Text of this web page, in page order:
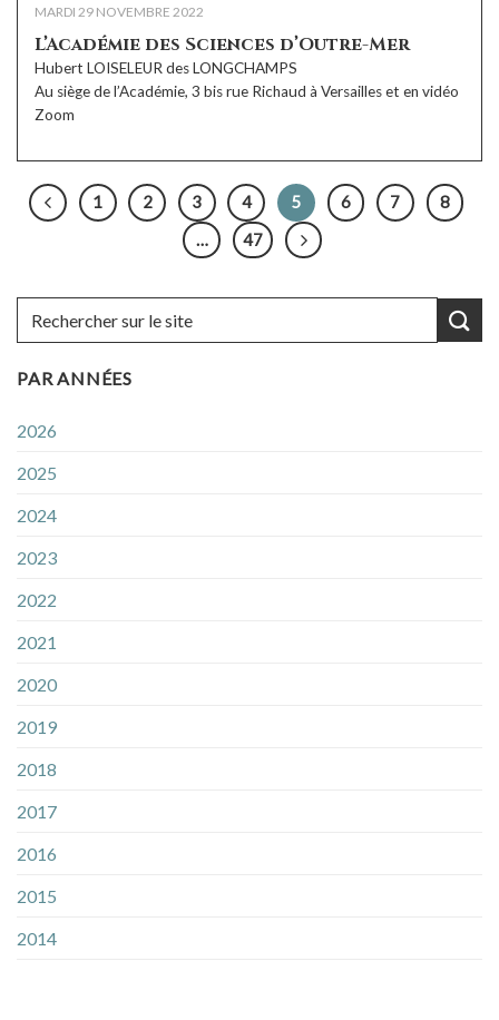
MARDI 29 NOVEMBRE 2022
L’Académie des Sciences d’Outre-Mer
Hubert LOISELEUR des LONGCHAMPS
Au siège de l’Académie, 3 bis rue Richaud à Versailles et en vidéo
Zoom
1 2 3 4 5 6 7
8
…
47
PAR ANNÉES
2026
2025
2024
2023
2022
2021
2020
2019
2018
2017
2016
2015
2014